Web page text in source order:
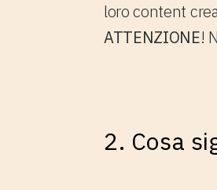
loro content
ATTENZIONE!
2. Cosa